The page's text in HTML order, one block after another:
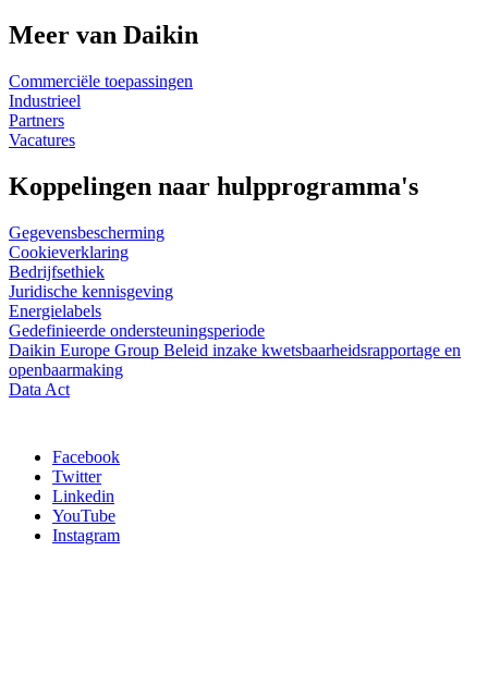
Meer van Daikin
Commerciële toepassingen
Industrieel
Partners
Vacatures
Koppelingen naar hulpprogramma's
Gegevensbescherming
Cookieverklaring
Bedrijfsethiek
Juridische kennisgeving
Energielabels
Gedefinieerde ondersteuningsperiode
Daikin Europe Group Beleid inzake kwetsbaarheidsrapportage en
openbaarmaking
Data Act
Facebook
Twitter
Linkedin
YouTube
Instagram